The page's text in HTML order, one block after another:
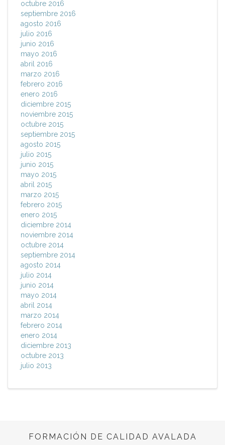
octubre 2016
septiembre 2016
agosto 2016
julio 2016
junio 2016
mayo 2016
abril 2016
marzo 2016
febrero 2016
enero 2016
diciembre 2015
noviembre 2015
octubre 2015
septiembre 2015
agosto 2015
julio 2015
junio 2015
mayo 2015
abril 2015
marzo 2015
febrero 2015
enero 2015
diciembre 2014
noviembre 2014
octubre 2014
septiembre 2014
agosto 2014
julio 2014
junio 2014
mayo 2014
abril 2014
marzo 2014
febrero 2014
enero 2014
diciembre 2013
octubre 2013
julio 2013
FORMACIÓN DE CALIDAD AVALADA